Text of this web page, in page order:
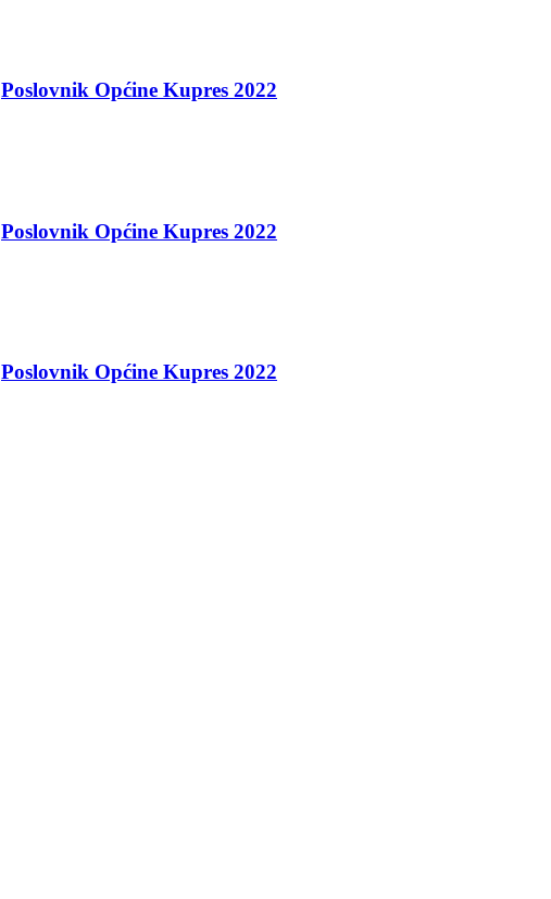
Poslovnik Općine Kupres 2022
Poslovnik Općine Kupres 2022
Poslovnik Općine Kupres 2022